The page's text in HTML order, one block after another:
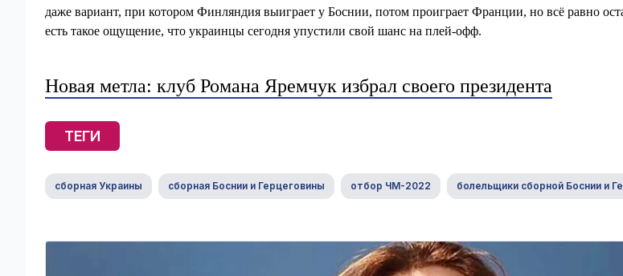
даже вариант, при котором Финляндия выиграет у Боснии, потом проиграет Франции, но всё равно
есть такое ощущение, что украинцы сегодня упустили свой шанс на плей-офф.
Новая метла: клуб Романа Яремчук избрал своего президента
ТЕГИ
сборная Украины сборная Боснии и Герцеговины отбор ЧМ-2022 болельщики сборной Боснии и